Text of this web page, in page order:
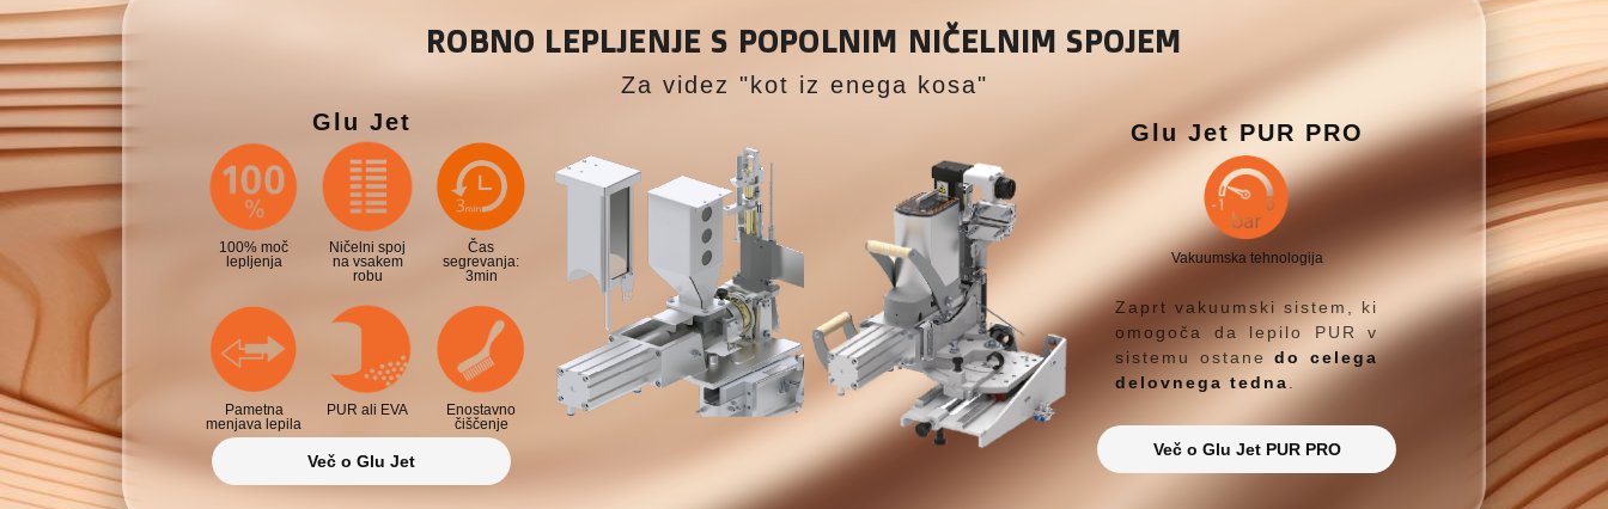
ROBNO LEPLJENJE S POPOLNIM NIČELNIM SPOJEM
Za videz "kot iz enega kosa"
Glu Jet
100% moč
lepljenja
Ničelni spoj
na vsakem
robu
Čas
segrevanja:
3min
Pametna
menjava lepila
PUR ali EVA
Enostavno
čiščenje
Več o Glu Jet
Glu Jet PUR PRO
Vakuumska tehnologija
Zaprt vakuumski sistem, ki
omogoča da lepilo PUR v
sistemu ostanedo celega
delovnega tedna
Več o Glu Jet PUR PRO